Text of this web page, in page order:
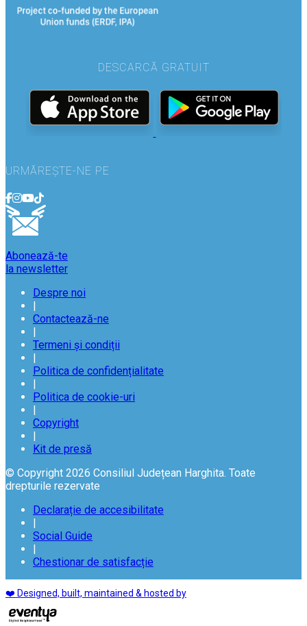
DESCARCĂ GRATUIT
URMĂREȘTE-NE PE
Abonează-te
la newsletter
Despre noi
|
Contactează-ne
|
Termeni și condiții
|
Politica de confidențialitate
|
Politica de cookie-uri
|
Copyright
|
Kit de presă
© Copyright 2026 Consiliul Județean Harghita. Toate
drepturile rezervate
Declarație de accesibilitate
|
Social Guide
|
Chestionar de satisfacție
❤️ Designed, built, maintained & hosted by